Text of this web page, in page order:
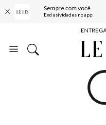
Sempre com você
Exclusividades no app
COMPRE ONLINE
10% OFF NA